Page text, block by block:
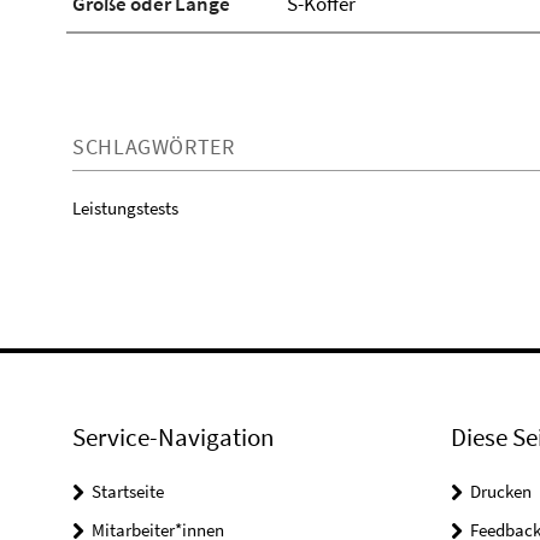
SCHLAGWÖRTER
Leistungstests
Service-Navigation
Startseite
Mitarbeiter*innen
Diese
Drucken
Feedback